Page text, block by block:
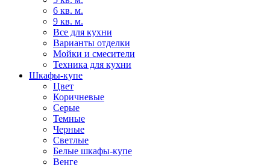
6 кв. м.
9 кв. м.
Все для кухни
Варианты отделки
Мойки и смесители
Техника для кухни
Шкафы-купе
Цвет
Коричневые
Серые
Темные
Черные
Светлые
Белые шкафы-купе
Венге